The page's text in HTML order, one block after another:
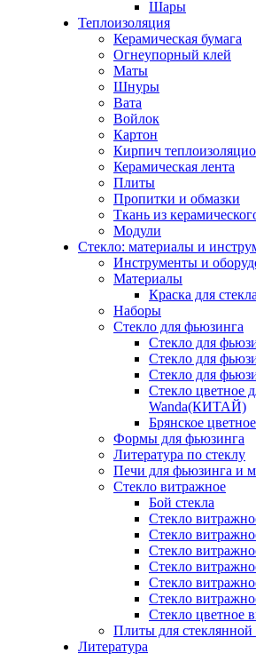
Шары
Теплоизоляция
Керамическая бумага
Огнеупорный клей
Маты
Шнуры
Вата
Войлок
Картон
Кирпич
Керамическая лента
Плиты
Пропитки и обмазки
Ткань из
Модули
Стекло: материалы и
Инструменты и
Материалы
Краска для стекла
Наборы
Стекло для фьюзинга
Стекло для
Стекло для
Стекло для
Стекло цветное
Wanda(КИТАЙ)
Брянское
Формы для фьюзинга
Литература по стеклу
Печи для фьюзинга и
Стекло витражное
Бой стекла
Стекло
Стекло
Стекло
Стекло
Стекло
Стекло
Стекло цветное
Плиты для стеклянной
Литература